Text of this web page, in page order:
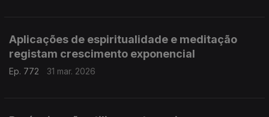
Aplicações de espiritualidade e meditação
registam crescimento exponencial
Ep. 772 31 mar. 2026